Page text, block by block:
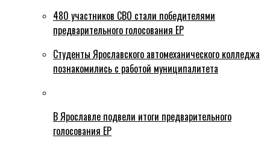
480 участников СВО стали победителями
предварительного голосования ЕР
Студенты Ярославского автомеханического колледжа
познакомились с работой муниципалитета
В Ярославле подвели итоги предварительного
голосования ЕР